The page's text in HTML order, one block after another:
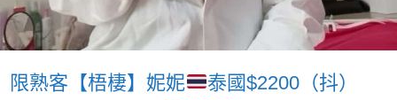
限熟客【梧棲】妮妮 泰國$2200（抖）